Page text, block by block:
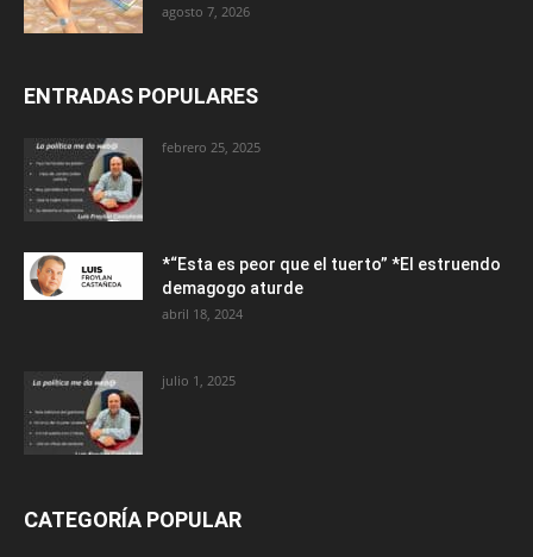
agosto 7, 2026
ENTRADAS POPULARES
febrero 25, 2025
*“Esta es peor que el tuerto” *El estruendo
demagogo aturde
abril 18, 2024
julio 1, 2025
CATEGORÍA POPULAR